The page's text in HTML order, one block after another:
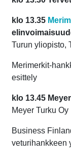
klo 13.35
Turun yliopisto,
Merimerkit-
esittely
klo 13.45
Meyer Turku Oy
Business
veturihankkeen